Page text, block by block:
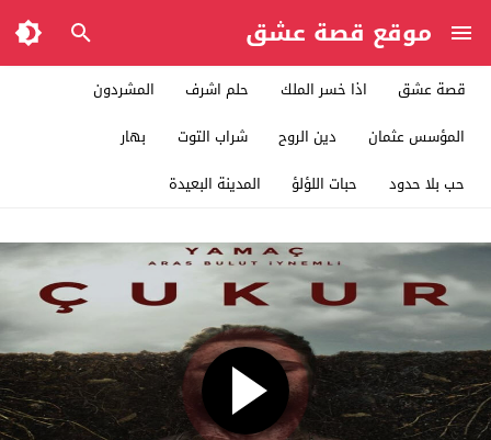
موقع قصة عشق
قصة عشق اذا خسر الملك حلم اشرف
المشردون
المؤسس عثمان
دين الروح شراب التوت
بهار
حب بلا حدود
حبات اللؤلؤ المدينة البعيدة